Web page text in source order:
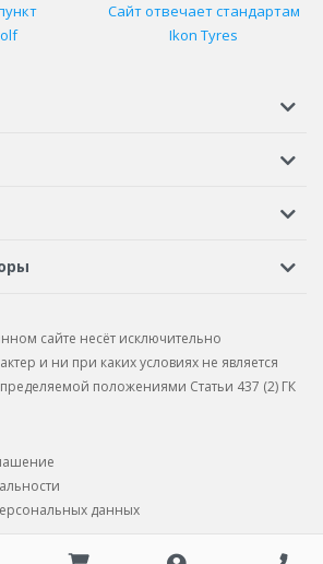
Сайт отвечает стандартам
Ikon Tyres
программа
сайте несёт исключительно
и ни при каких условиях не является
положениями Статьи 437 (2) ГК
данных